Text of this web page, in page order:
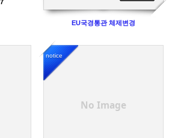
EU국경통관 체제변경
No Image
notice